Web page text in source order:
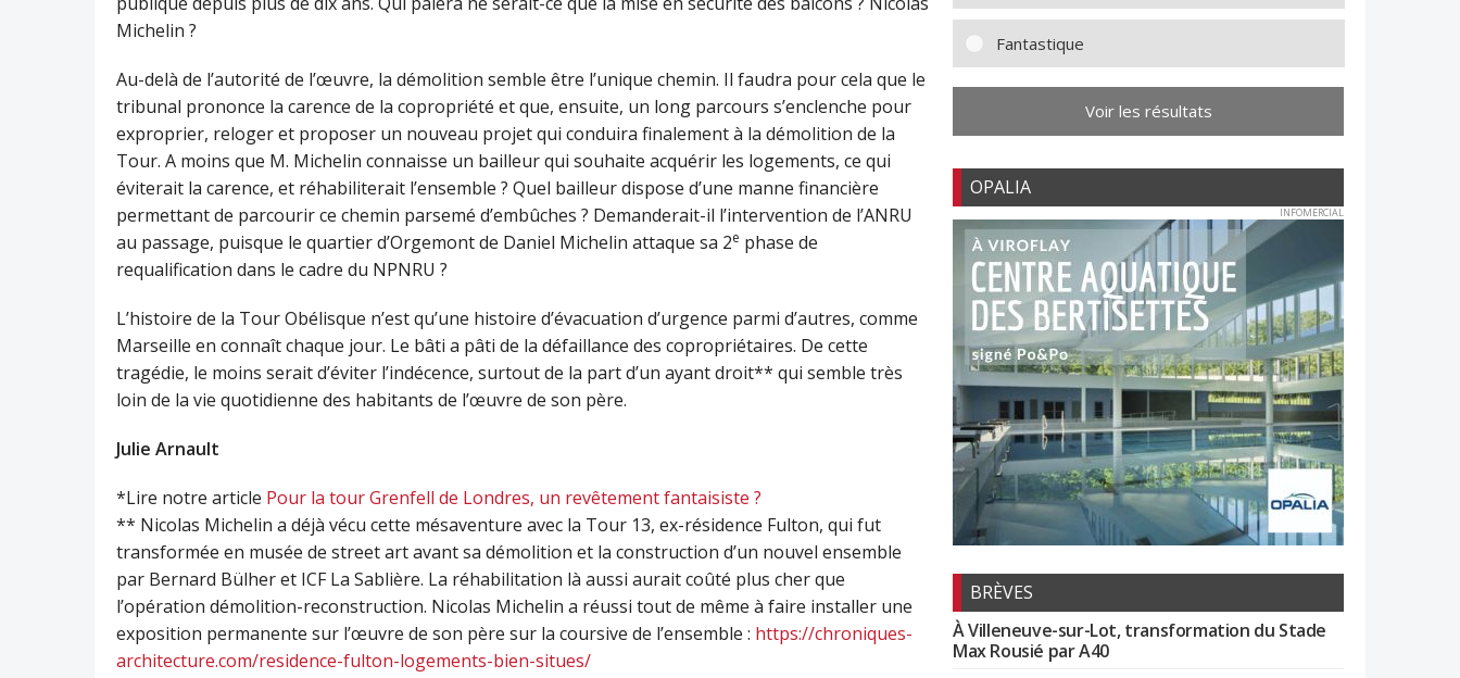
Michelin ?
Au-delà de l’autorité de l’œuvre, la démolition semble être l’unique chemin. Il faudra pour cela que le
tribunal prononce la carence de la copropriété et que, ensuite, un long parcours s’enclenche pour
exproprier, reloger et proposer un nouveau projet qui conduira finalement à la démolition de la
Tour. A moins que M. Michelin connaisse un bailleur qui souhaite acquérir les logements, ce qui
éviterait la carence, et réhabiliterait l’ensemble ? Quel bailleur dispose d’une manne financière
permettant de parcourir ce chemin parsemé d’embûches ? Demanderait-il l’intervention de l’ANRU
au passage, puisque le quartier d’Orgemont de Daniel Michelin attaque sa 2e phase de
requalification dans le cadre du NPNRU ?
L’histoire de la Tour Obélisque n’est qu’une histoire d’évacuation d’urgence parmi d’autres, comme
Marseille en connaît chaque jour. Le bâti a pâti de la défaillance des copropriétaires. De cette
tragédie, le moins serait d’éviter l’indécence, surtout de la part d’un ayant droit** qui semble très
loin de la vie quotidienne des habitants de l’œuvre de son père.
Julie Arnault
*Lire notre article Pour la tour Grenfell de Londres, un revêtement fantaisiste ?
** Nicolas Michelin a déjà vécu cette mésaventure avec la Tour 13, ex-résidence Fulton, qui fut
transformée en musée de street art avant sa démolition et la construction d’un nouvel ensemble
par Bernard Bülher et ICF La Sablière. La réhabilitation là aussi aurait coûté plus cher que
l’opération démolition-reconstruction. Nicolas Michelin a réussi tout de même à faire installer une
exposition permanente sur l’œuvre de son père sur la coursive de l’ensemble : https://chroniques-
architecture.com/residence-fulton-logements-bien-situes/
Fantastique
Voir les résultats
OPALIA
INFOMERCIAL
BRÈVES
À Villeneuve-sur-Lot, transformation du Stade
Max Rousié par A40